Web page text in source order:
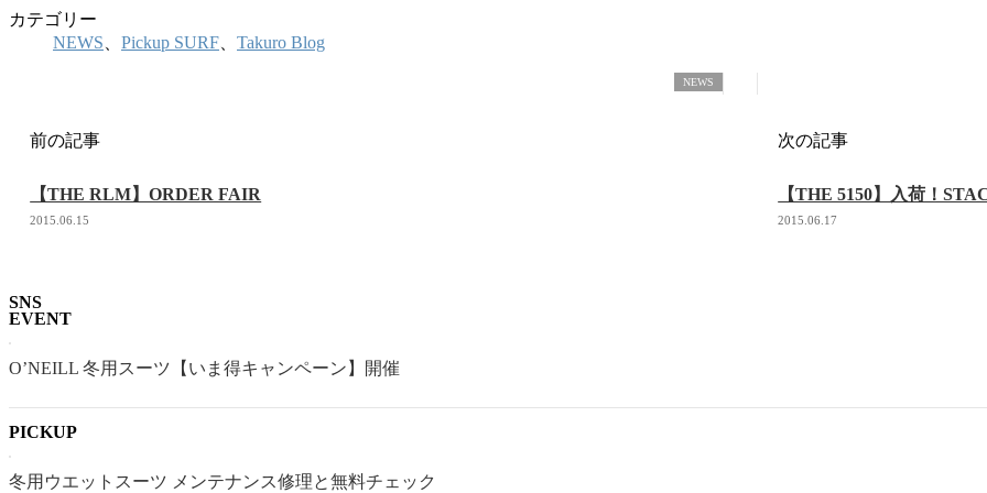
カテゴリー
NEWS
Pickup SURF Takuro Blog
NEWS
前の記事
【THE RLM】ORDER FAIR
2015.06.15
次の記事
【THE 5150】入荷！
2015.06.17
SNS
EVENT
O’NEILL 冬用スーツ【いま得キャンペーン】開催
PICKUP
冬用ウエットスーツ メンテナンス修理と無料チェック